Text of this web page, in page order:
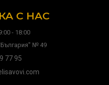
С НАС
- 18:00
№ 49
77 95